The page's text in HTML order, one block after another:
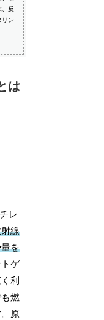
、反
リン
は
レ
線
を
ゲ
利
燃
原